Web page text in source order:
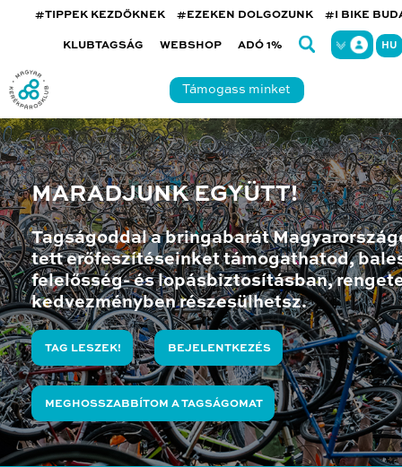
#TIPPEK KEZDŐKNEK #EZEKEN DOLGOZUNK #I BIKE
KLUBTAGSÁG WEBSHOP ADÓ 1% HU
Támogass minket
MARADJUNK EGYÜTT!
Tagságoddal a bringabarát
tett erőfeszítéseinket támogathatod,
felelősség- és lopásbiztosításban,
kedvezményben részesülhetsz.
TAG LESZEK! BEJELENTKEZÉS
MEGHOSSZABBÍTOM A TAGSÁGOMAT